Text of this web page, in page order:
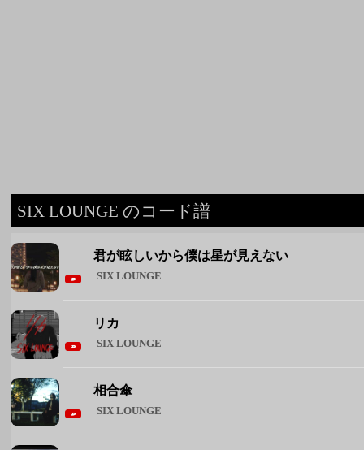
リカ
SIX LOUNGE
相合傘
メリールー
死ぬほどあいたいから、だからあいに行くよ